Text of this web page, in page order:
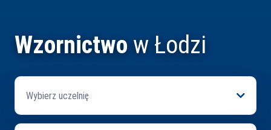
Wzornictwo w Łodzi
Wybierz uczelnię